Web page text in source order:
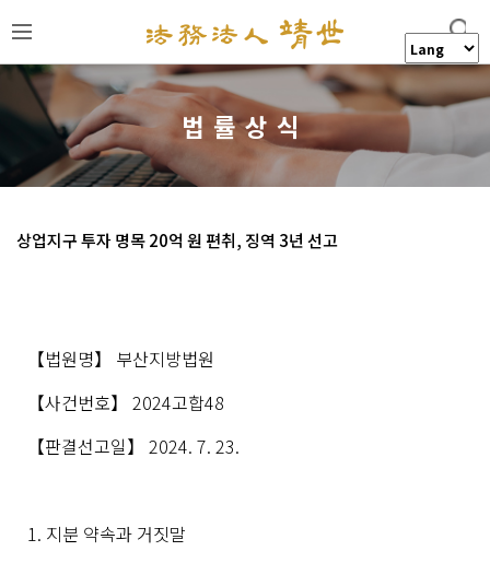
법률상식
상업지구 투자 명목 20억 원 편취, 징역 3년 선고
【법원명】 부산지방법원
【사건번호】 2024고합48
【판결선고일】 2024. 7. 23.
1. 지분 약속과 거짓말